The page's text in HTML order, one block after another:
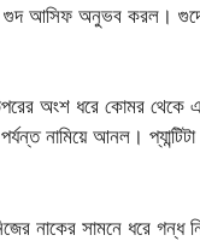
গুদ আসিফ অনুভব করল। গুদে
উপরের অংশ ধরে কোমর থেকে
নামিয়ে আনল।
নিজের নাকের সামনে ধরে